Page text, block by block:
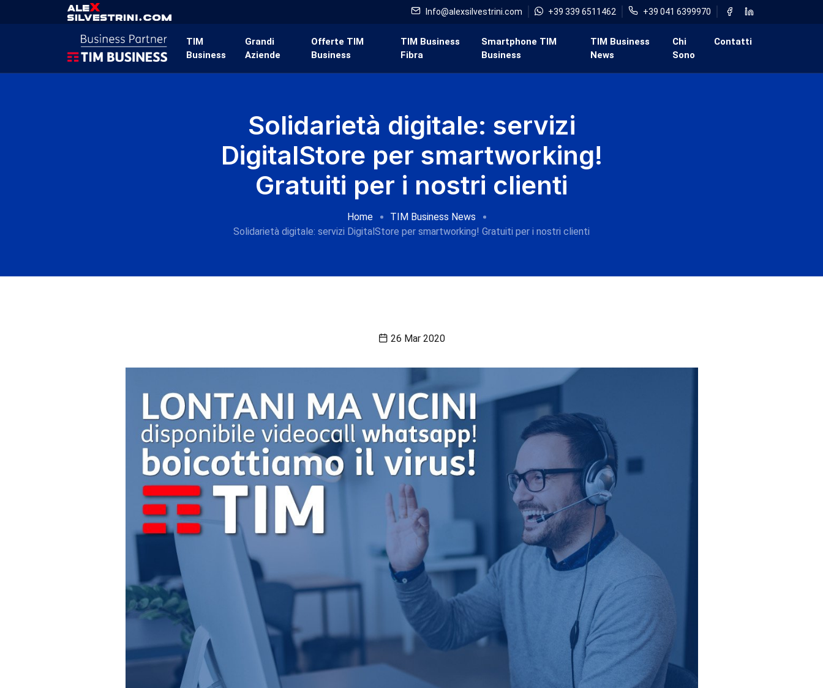
Info@alexsilvestrini.com +39 339 6511462 +39 041 6399970
TIM
Business
Grandi
Aziende
Offerte TIM
Business
TIM Business
Fibra
Smartphone TIM
Business
TIM Business
News
Chi
Sono
Contatti
Solidarietà digitale: servizi
DigitalStore per smartworking!
Gratuiti per i nostri clienti
Home
TIM Business News
Solidarietà digitale: servizi DigitalStore per smartworking! Gratuiti per i nostri clienti
26 Mar 2020